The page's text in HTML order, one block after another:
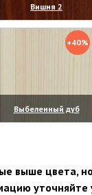
Вишня 2
(увеличить)
+40%
Выбеленный дуб
(увеличить)
выше цвета,